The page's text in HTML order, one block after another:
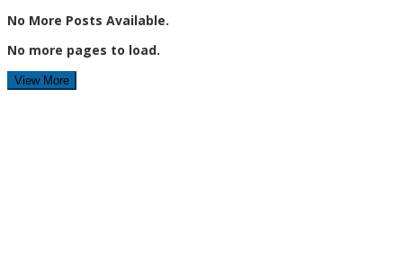
No More Posts Available.
No more pages to load.
View More